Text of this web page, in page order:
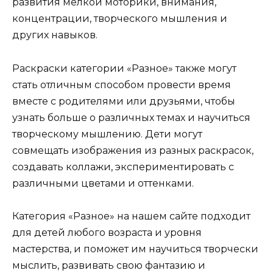
развития мелкой моторики, внимания,
концентрации, творческого мышления и
других навыков.
Раскраски категории «Разное» также могут
стать отличным способом провести время
вместе с родителями или друзьями, чтобы
узнать больше о различных темах и научиться
творческому мышлению. Дети могут
совмещать изображения из разных раскрасок,
создавать коллажи, экспериментировать с
различными цветами и оттенками.
Категория «Разное» на нашем сайте подходит
для детей любого возраста и уровня
мастерства, и поможет им научиться творчески
мыслить, развивать свою фантазию и